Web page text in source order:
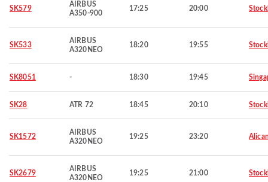
SK579
AIRBUS
A350-900
17:25 20:00
SK533
AIRBUS
A320NEO
18:20 19:55
SK8051 - 18:30 19:45
SK28 ATR 72 18:45 20:10
SK1572
AIRBUS
A320NEO
19:25 23:20
SK2679
AIRBUS
A320NEO
19:25 21:00